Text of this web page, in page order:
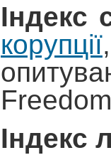
Індекс
корупції
Індекс